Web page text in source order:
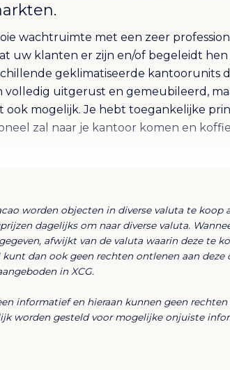
wachtruimte met een zeer
uw klanten er zijn en/of begeleidt
geklimatiseerde kantoorunits
volledig uitgerust en gemeubileerd,
ook mogelijk. Je hebt toegankelijke
zal naar je kantoor komen en
inclusief:
worden objecten in diverse valuta te koop
dagelijks om naar diverse valuta.
afwijkt van de valuta waarin deze te
kunt dan ook geen rechten ontlenen aan deze
in XCG.
informatief en hieraan kunnen geen
worden gesteld voor mogelijke onjuiste